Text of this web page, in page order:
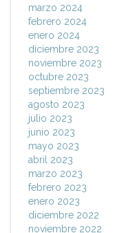
marzo 2024
febrero 2024
enero 2024
diciembre 2023
noviembre 2023
octubre 2023
septiembre 2023
agosto 2023
julio 2023
junio 2023
mayo 2023
abril 2023
marzo 2023
febrero 2023
enero 2023
diciembre 2022
noviembre 2022